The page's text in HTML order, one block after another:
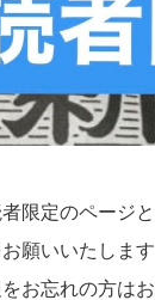
限定のページ
願いいたしま
お忘れの方は